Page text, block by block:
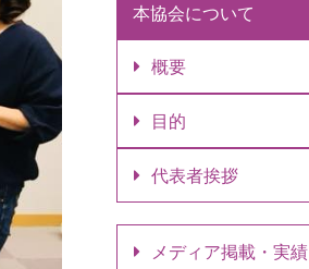
本協会について
概要
目的
代表者挨拶
メディア掲載・実績